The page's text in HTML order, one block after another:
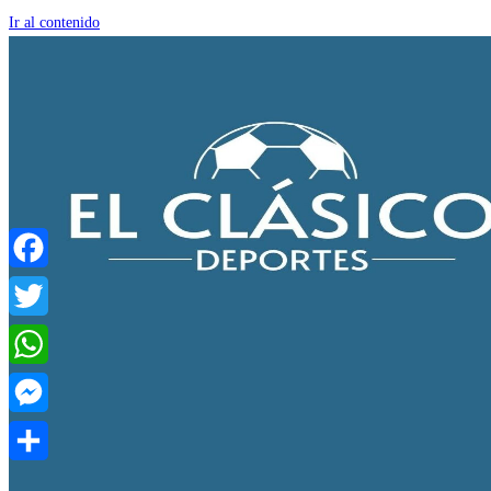
Ir al contenido
Facebook
Twitter
WhatsApp
Messenger